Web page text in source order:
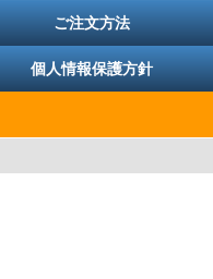
ご注文方法
個人情報保護方針